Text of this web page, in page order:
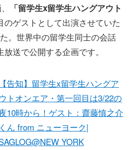
「留学生x留学生ハングアウト
のゲストとして出演させていた
。世界中の留学生同士の会話
送で公開する企画です。
【告知】留学生x留学生ハングア
ウトオンエア・第一回目は3/22の
10時から！ゲスト：齋藤慎之介
くん from ニューヨーク|
YORK